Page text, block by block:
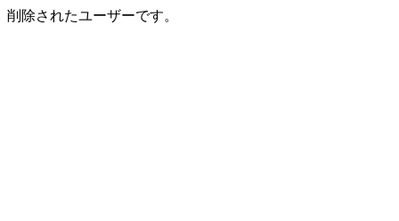
削除されたユーザーです。